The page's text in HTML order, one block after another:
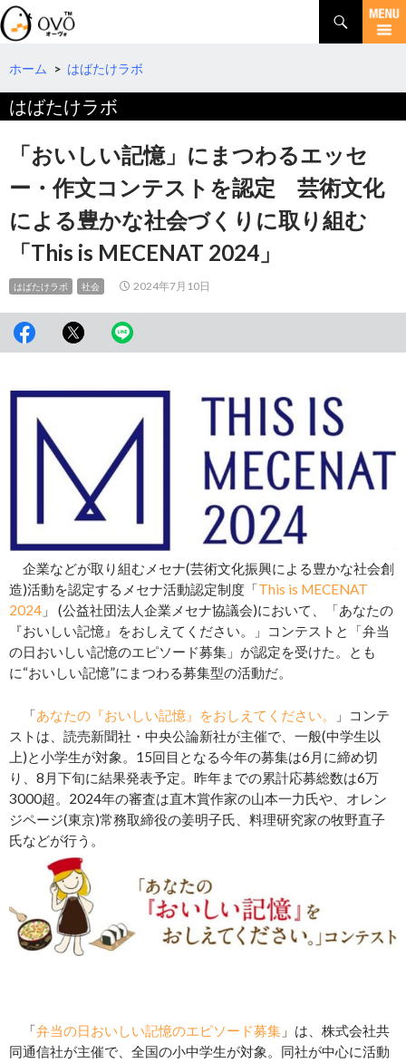
検
索
コ
テ
ツ
へ
ホーム > はばたけラボ
はばたけラボ
「おいしい記憶」にまつわるエッセ
ー・作文コンテストを認定 芸術文化
による豊かな社会づくりに取り組む
「This is MECENAT 2024」
はばたけラボ 社会 2024年7月10日
企業などが取り組むメセナ(芸術文化振興による豊かな社会創
造)活動を認定するメセナ活動認定制度「This is MECENAT
2024 」 (公益社団法人企業メセナ協議会)において、「あなたの
『おいしい記憶』をおしえてください。」コンテストと「弁当
の日おいしい記憶のエピソード募集」が認定を受けた。とも
に“おいしい記憶”にまつわる募集型の活動だ。
「あなたの『おいしい記憶』をおしえてください。
」コンテ
ストは、読売新聞社・中央公論新社が主催で、一般(中学生以
上)と小学生が対象。15回目となる今年の募集は6月に締め切
り、8月下旬に結果発表予定。昨年までの累計応募総数は6万
3000超。2024年の審査は直木賞作家の山本一力氏や、オレン
ジページ(東京)常務取締役の姜明子氏、料理研究家の牧野直子
氏などが行う。
「弁当の日おいしい記憶のエピソード募集 」は、株式会社共
同通信社が主催で、全国の小中学生が対象。同社が中心に活動